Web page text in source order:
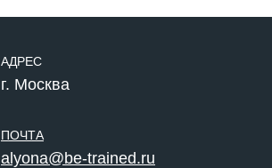
АДРЕС
г. Москва
ПОЧТА
alyona@be-trained.ru